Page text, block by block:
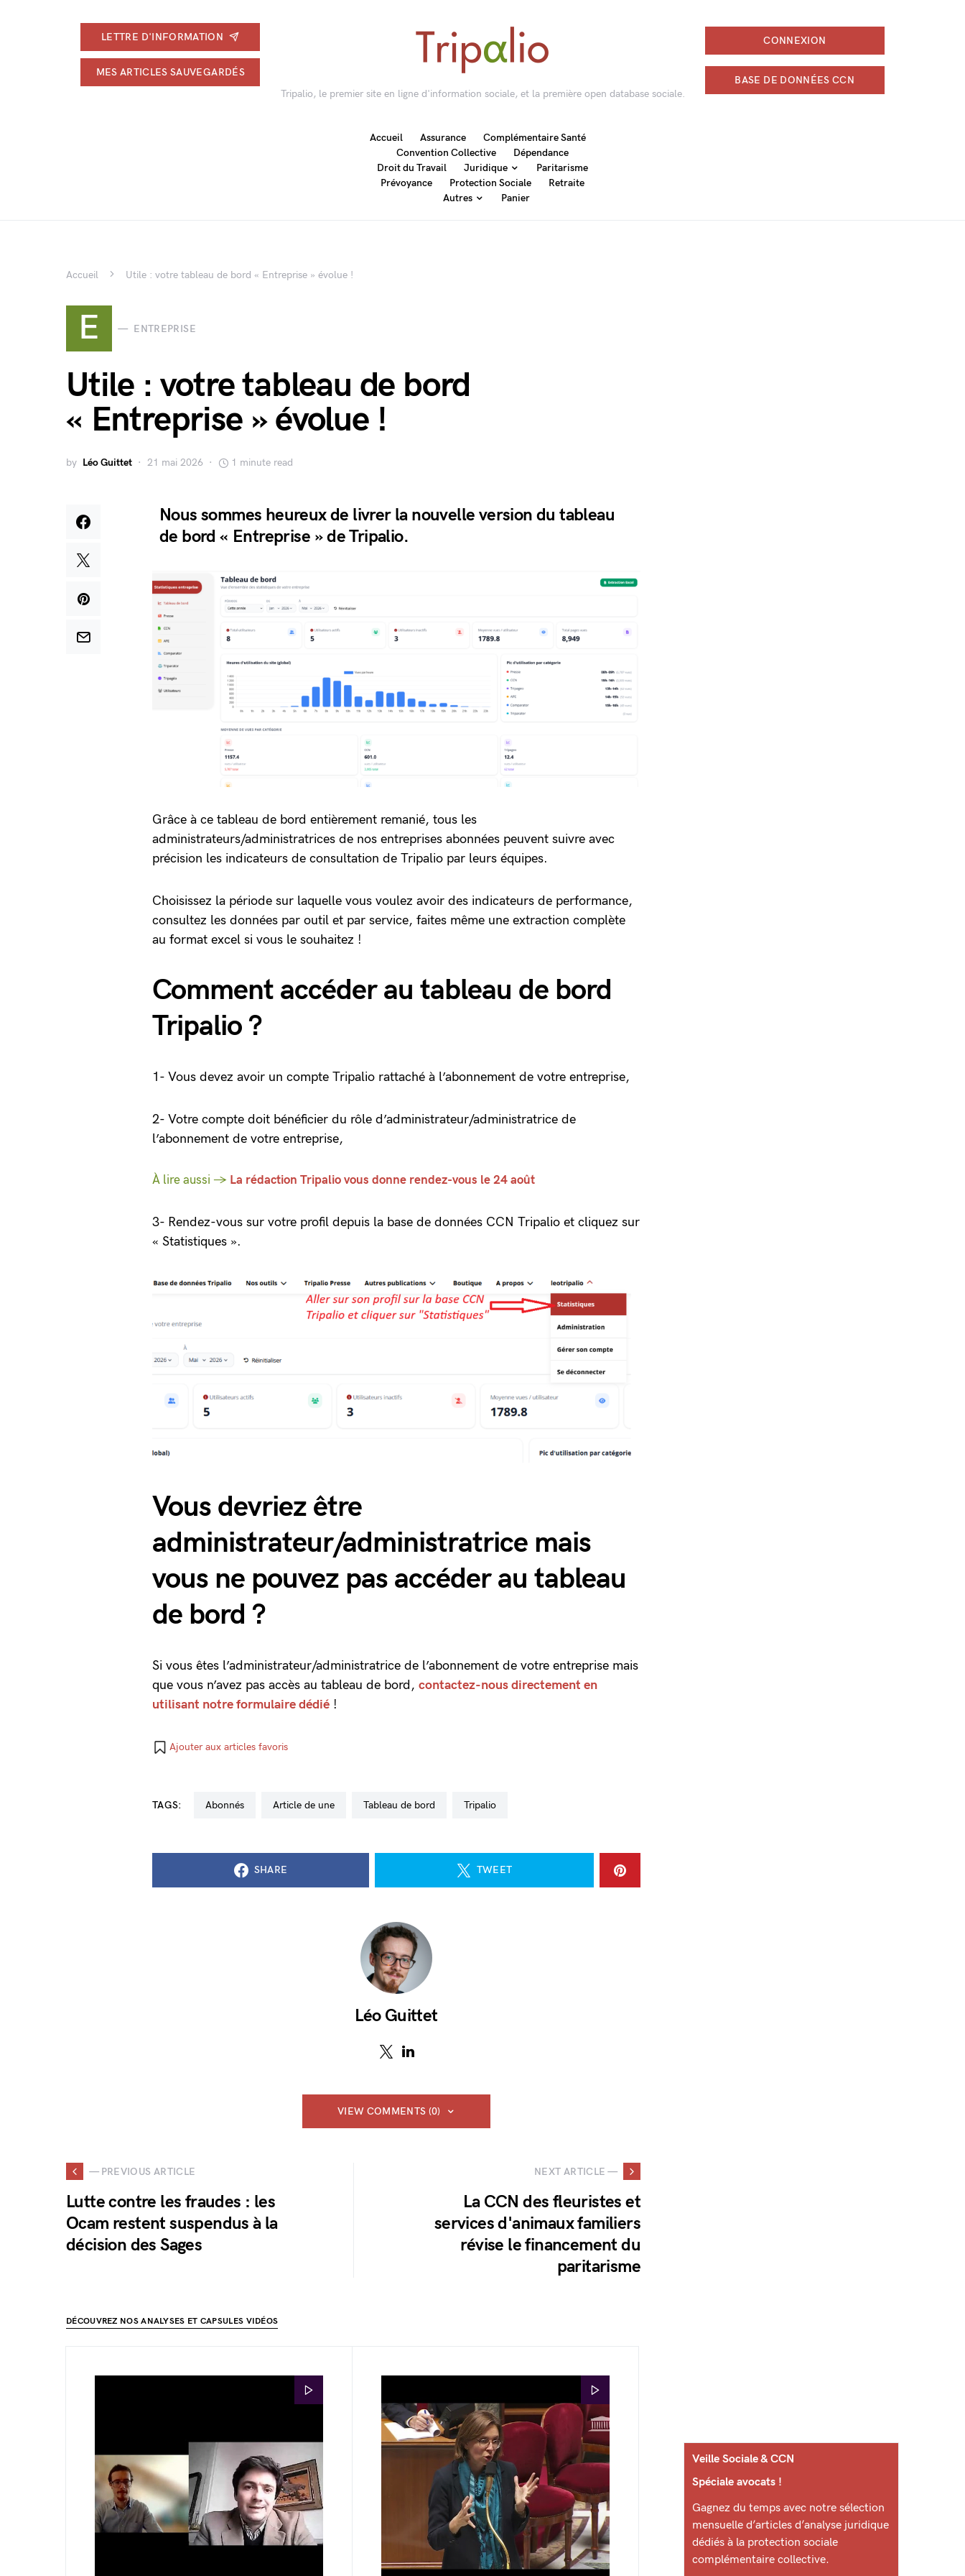
LETTRE D'INFORMATION
MES ARTICLES SAUVEGARDÉS
Tripalio, le premier site en ligne d'information sociale, et la première open database sociale.
CONNEXION
BASE DE DONNÉES CCN
Accueil Assurance
Complémentaire Santé
Convention Collective
Dépendance
Droit du Travail
Juridique
Paritarisme
Prévoyance
Protection Sociale
Retraite
Autres
Panier
Accueil Utile : votre tableau de bord « Entreprise » évolue !
E ENTREPRISE
Utile : votre tableau de bord
« Entreprise » évolue !
by Léo Guittet 21 mai 2026 1 minute read
Nous sommes heureux de livrer la nouvelle version du tableau
de bord « Entreprise » de Tripalio.
Grâce à ce tableau de bord entièrement remanié, tous les
administrateurs/administratrices de nos entreprises abonnées peuvent suivre avec
précision les indicateurs de consultation de Tripalio par leurs équipes.
Choisissez la période sur laquelle vous voulez avoir des indicateurs de performance,
consultez les données par outil et par service, faites même une extraction complète
au format excel si vous le souhaitez !
Comment accéder au tableau de bord
Tripalio ?
1- Vous devez avoir un compte Tripalio rattaché à l’abonnement de votre entreprise,
2- Votre compte doit bénéficier du rôle d’administrateur/administratrice de
l’abonnement de votre entreprise,
À lire aussi → La rédaction Tripalio vous donne rendez-vous le 24 août
3- Rendez-vous sur votre profil depuis la base de données CCN Tripalio et cliquez sur
« Statistiques ».
Vous devriez être
administrateur/administratrice mais
vous ne pouvez pas accéder au tableau
de bord ?
Si vous êtes l’administrateur/administratrice de l’abonnement de votre entreprise mais
que vous n’avez pas accès au tableau de bord, contactez-nous directement en
utilisant notre formulaire dédié !
Ajouter aux articles favoris
TAGS: abonnés Article de une tableau de bord Tripalio
SHARE TWEET
Léo Guittet
VIEW COMMENTS (0)
— PREVIOUS ARTICLE
Lutte contre les fraudes : les
Ocam restent suspendus à la
décision des Sages
NEXT ARTICLE —
La CCN des fleuristes et
services d'animaux familiers
révise le financement du
paritarisme
DÉCOUVREZ NOS ANALYSES ET CAPSULES VIDÉOS
Veille Sociale & CCN
Spéciale avocats !
Gagnez du temps avec notre sélection
mensuelle d’articles d’analyse juridique
dédiés à la protection sociale
complémentaire collective.